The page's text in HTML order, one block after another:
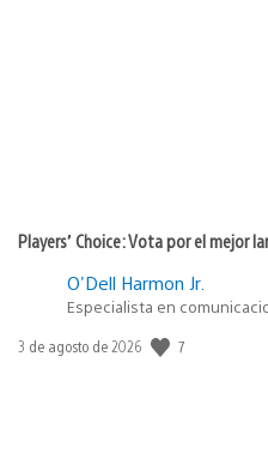
Players’ Choice: Vota por el mejor
O'Dell Harmon Jr.
Especialista en
Fecha
3 de agosto de 2026 7